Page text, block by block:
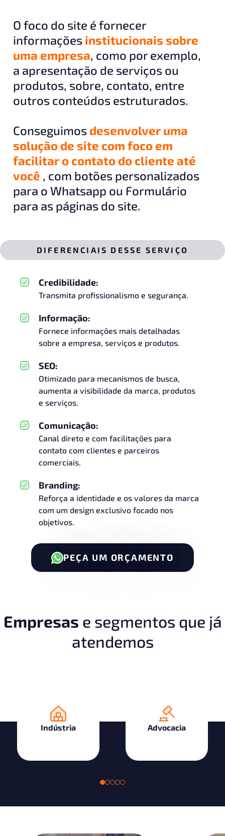
O foco do site é fornecer
informações institucionais sobre
uma empresa, como por exemplo,
a apresentação de serviços ou
produtos, sobre, contato, entre
outros conteúdos estruturados.
Conseguimos desenvolver uma
solução de site com foco em
facilitar o contato do cliente até
você , com botões personalizados
para o Whatsapp ou Formulário
para as páginas do site.
DIFERENCIAIS DESSE SERVIÇO
Credibilidade:
Transmita profissionalismo e segurança.
Informação:
Fornece informações mais detalhadas
sobre a empresa, serviços e produtos.
SEO:
Otimizado para mecanismos de busca,
aumenta a visibilidade da marca, produtos
e serviços.
Comunicação:
Canal direto e com facilitações para
contato com clientes e parceiros
comerciais.
Branding:
Reforça a identidade e os valores da marca
com um design exclusivo focado nos
objetivos.
PEÇA UM ORÇAMENTO
Empresas e segmentos que já
atendemos
Indústria Advocacia